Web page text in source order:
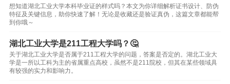
想知道湖北工业大学本科毕业证的样式吗？本文为你详细解析证书设计、防伪
特征及关键信息，助你快速了解！无论是收藏还是验证真伪，这篇文章都能帮
到你哦～
湖北工业大学是211工程大学吗？🤔
关于湖北工业大学是否属于211工程大学的问题，答案是否定的。湖北工业大
学是一所以工科为主的省属重点高校，虽然不是211院校，但其在某些领域具
有较强的实力和影响力。